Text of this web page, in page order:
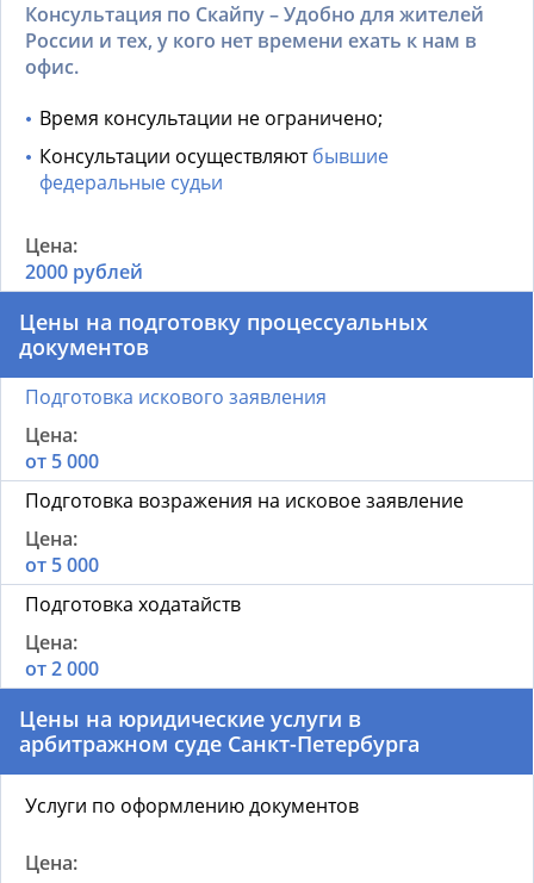
Консультация по Скайпу – Удобно для жителей
России и тех, у кого нет времени ехать к нам в
офис.
Время консультации не ограничено;
Консультации осуществляютбывшие
федеральные судьи
2000 рублей
Цены на подготовку процессуальных
документов
Подготовка искового заявления
от 5 000
Подготовка возражения на исковое заявление
от 5 000
Подготовка ходатайств
от 2 000
Цены на юридические услуги в
арбитражном суде Санкт-Петербурга
Услуги по оформлению документов